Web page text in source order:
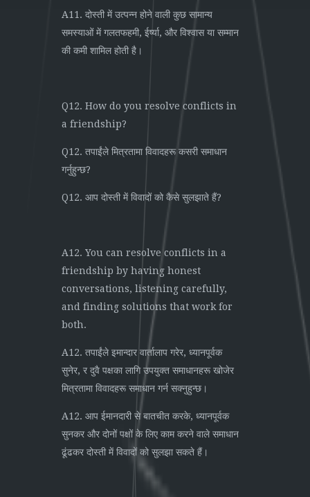
A11. दोस्ती में उत्पन्न होने वाली कुछ सामान्य
समस्याओं में गलतफहमी, ईर्ष्या, और विश्वास या सम्मान
की कमी शामिल होती है।
Q12. How do you resolve conflicts in
a friendship?
Q12. तपाईंले मित्रतामा विवादहरू कसरी समाधान
गर्नुहुन्छ?
Q12. आप दोस्ती में विवादों को कैसे सुलझाते हैं?
A12. You can resolve conflicts in a
friendship by having honest
conversations, listening carefully,
and finding solutions that work for
both.
A12. तपाईंले इमान्दार वार्तालाप गरेर, ध्यानपूर्वक
सुनेर, र दुवै पक्षका लागि उपयुक्त समाधानहरू खोजेर
मित्रतामा विवादहरू समाधान गर्न सक्नुहुन्छ।
A12. आप ईमानदारी से बातचीत करके, ध्यानपूर्वक
सुनकर और दोनों पक्षों के लिए काम करने वाले समाधान
ढूंढकर दोस्ती में विवादों को सुलझा सकते हैं।